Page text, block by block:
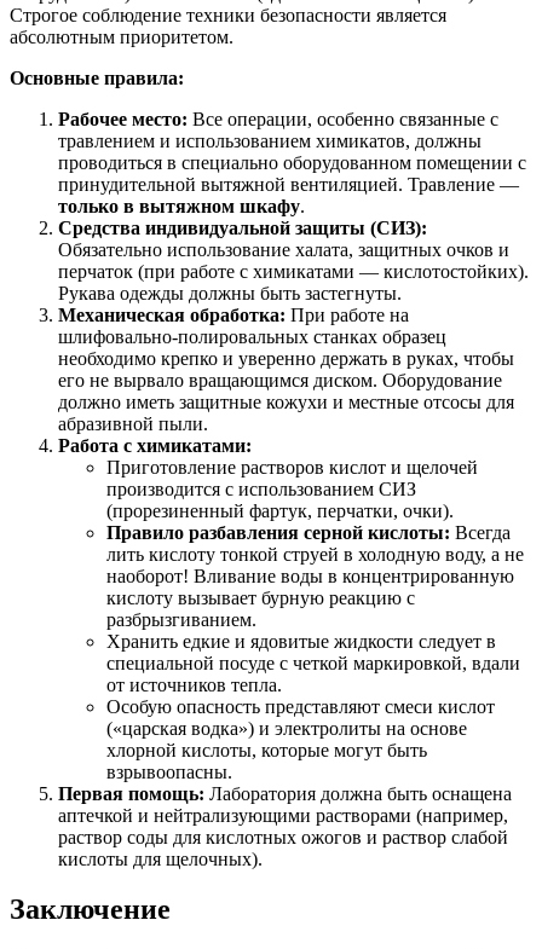
Строгое соблюдение техники безопасности является
абсолютным приоритетом.
Основные правила:
Рабочее место: Все операции, особенно связанные с
травлением и использованием химикатов, должны
проводиться в специально оборудованном помещении с
принудительной вытяжной вентиляцией. Травление —
только в вытяжном шкафу.
Средства индивидуальной защиты (СИЗ):
Обязательно использование халата, защитных очков и
перчаток (при работе с химикатами — кислотостойких).
Рукава одежды должны быть застегнуты.
Механическая обработка: При работе на
шлифовально-полировальных станках образец
необходимо крепко и уверенно держать в руках, чтобы
его не вырвало вращающимся диском. Оборудование
должно иметь защитные кожухи и местные отсосы для
абразивной пыли.
Работа с химикатами:
Приготовление растворов кислот и щелочей
производится с использованием СИЗ
(прорезиненный фартук, перчатки, очки).
Правило разбавления серной кислоты: Всегда
лить кислоту тонкой струей в холодную воду, а не
наоборот! Вливание воды в концентрированную
кислоту вызывает бурную реакцию с
разбрызгиванием.
Хранить едкие и ядовитые жидкости следует в
специальной посуде с четкой маркировкой, вдали
от источников тепла.
Особую опасность представляют смеси кислот
(«царская водка») и электролиты на основе
хлорной кислоты, которые могут быть
взрывоопасны.
Первая помощь: Лаборатория должна быть оснащена
аптечкой и нейтрализующими растворами (например,
раствор соды для кислотных ожогов и раствор слабой
кислоты для щелочных).
Заключение